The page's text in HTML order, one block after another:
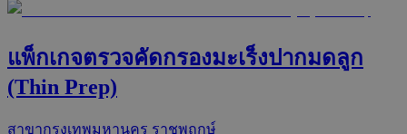
แพ็กเกจตรวจคัดกรองมะเร็งปากมดลูก
(Thin Prep)
สาขากรุงเทพมหานคร ราชพฤกษ์